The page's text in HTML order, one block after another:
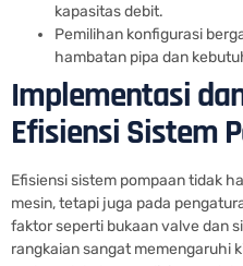
kapasitas debit.
Pemilihan konfigurasi
hambatan pipa dan
Implementasi
Efisiensi Sistem
Efisiensi sistem pompaan tidak
mesin, tetapi juga pada
faktor seperti bukaan valve dan
rangkaian sangat memengaruhi